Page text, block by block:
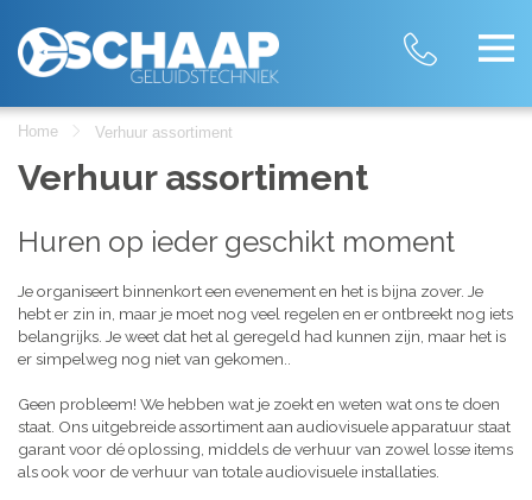
Home Verhuur assortiment
Verhuur assortiment
Huren op ieder geschikt moment
Je organiseert binnenkort een evenement en het is bijna zover. Je
hebt er zin in, maar je moet nog veel regelen en er ontbreekt nog iets
belangrijks. Je weet dat het al geregeld had kunnen zijn, maar het is
er simpelweg nog niet van gekomen..
Geen probleem! We hebben wat je zoekt en weten wat ons te doen
staat. Ons uitgebreide assortiment aan audiovisuele apparatuur staat
garant voor dé oplossing, middels de verhuur van zowel losse items
als ook voor de verhuur van totale audiovisuele installaties.